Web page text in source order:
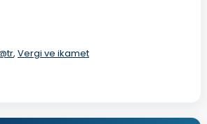
, Vergi ve ikamet